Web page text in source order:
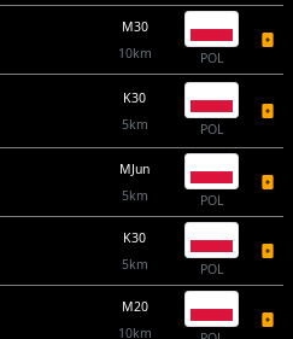
M30
10km
POL
K30
5km
POL
MJun
5km
POL
K30
5km
POL
M20
10km